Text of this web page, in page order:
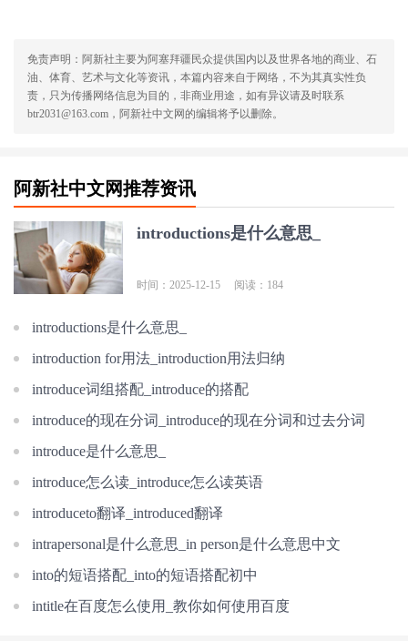
免责声明：阿新社主要为阿塞拜疆民众提供国内以及世界各地的商业、石
油、体育、艺术与文化等资讯，本篇内容来自于网络，不为其真实性负
责，只为传播网络信息为目的，非商业用途，如有异议请及时联系
btr2031@163.com，阿新社中文网的编辑将予以删除。
阿新社中文网推荐资讯
introductions是什么意思_
时间：2025-12-15 阅读：184
introductions是什么意思_
introduction for用法_introduction用法归纳
introduce词组搭配_introduce的搭配
introduce的现在分词_introduce的现在分词和过去分词
introduce是什么意思_
introduce怎么读_introduce怎么读英语
introduceto翻译_introduced翻译
intrapersonal是什么意思_in person是什么意思中文
into的短语搭配_into的短语搭配初中
intitle在百度怎么使用_教你如何使用百度